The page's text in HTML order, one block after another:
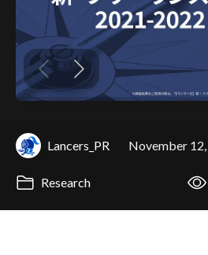
Lancers_PR November
Research